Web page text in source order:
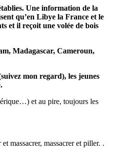
Une information de la
qu’en Libye la France et le
et il reçoit une volée de bois
Madagascar, Cameroun,
mon regard), les jeunes
et au pire, toujours les
massacrer, massacrer et piller. .